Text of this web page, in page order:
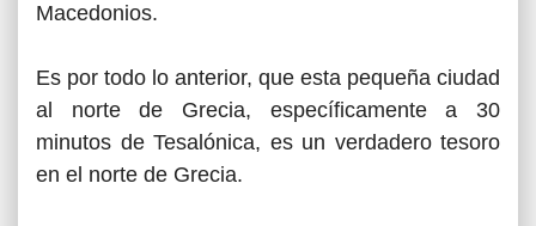
Macedonios.
Es por todo lo anterior, que esta pequeña ciudad
al norte de Grecia, específicamente a 30
minutos de Tesalónica, es un verdadero tesoro
en el norte de Grecia.